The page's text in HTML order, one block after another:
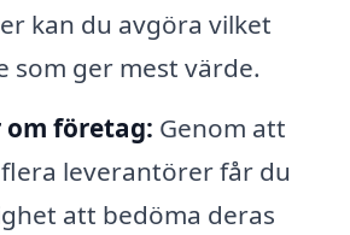
kan du avgöra vilket
som ger mest värde.
om företag: Genom att
leverantörer får du
att bedöma deras